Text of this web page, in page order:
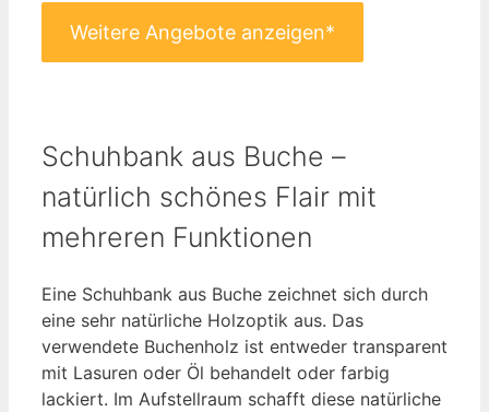
Weitere Angebote anzeigen*
Schuhbank aus Buche –
natürlich schönes Flair mit
mehreren Funktionen
Eine Schuhbank aus Buche zeichnet sich durch
eine sehr natürliche Holzoptik aus. Das
verwendete Buchenholz ist entweder transparent
mit Lasuren oder Öl behandelt oder farbig
lackiert. Im Aufstellraum schafft diese natürliche